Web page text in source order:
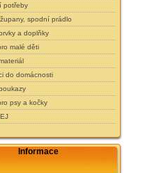
potřeby
spodní prádlo
a doplňky
malé děti
do domácnosti
psy a kočky
Informace